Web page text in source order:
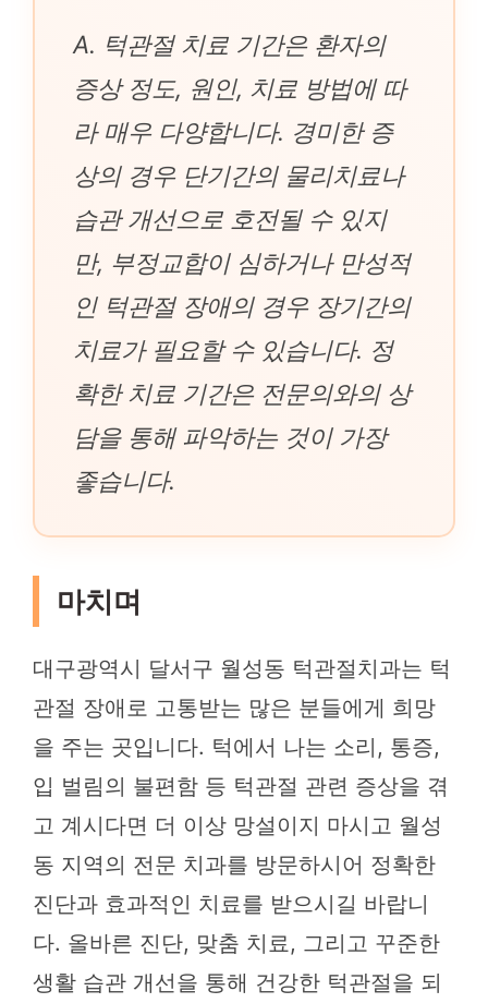
A. 턱관절 치료 기간은 환자의
증상 정도, 원인, 치료 방법에 따
라 매우 다양합니다. 경미한 증
상의 경우 단기간의 물리치료나
습관 개선으로 호전될 수 있지
만, 부정교합이 심하거나 만성적
인 턱관절 장애의 경우 장기간의
치료가 필요할 수 있습니다. 정
확한 치료 기간은 전문의와의 상
담을 통해 파악하는 것이 가장
좋습니다.
마치며
대구광역시 달서구 월성동 턱관절치과는 턱
관절 장애로 고통받는 많은 분들에게 희망
을 주는 곳입니다. 턱에서 나는 소리, 통증,
입 벌림의 불편함 등 턱관절 관련 증상을 겪
고 계시다면 더 이상 망설이지 마시고 월성
동 지역의 전문 치과를 방문하시어 정확한
진단과 효과적인 치료를 받으시길 바랍니
다. 올바른 진단, 맞춤 치료, 그리고 꾸준한
생활 습관 개선을 통해 건강한 턱관절을 되